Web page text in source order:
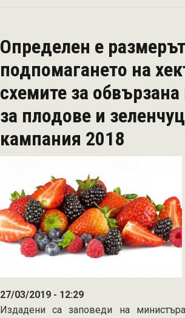
получават
проектите
по
мерки
и
4.2
Определен е
подпомагането на
схемите за
за плодове и
кампания 2018
27/03/2019 - 12:29
Издадени са заповеди на